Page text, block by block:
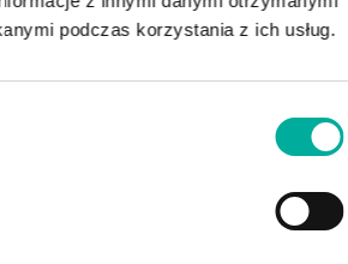
podczas korzystania z ich usług.
FINANSOWANIA?